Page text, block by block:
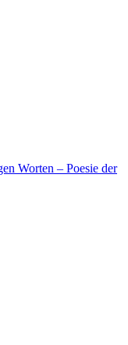
Worten – Poesie der